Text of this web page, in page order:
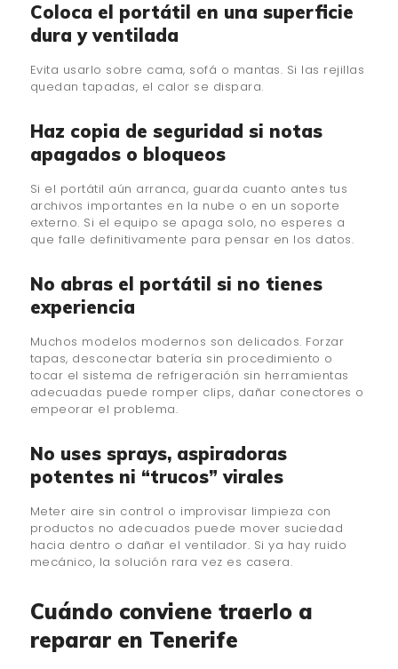
Coloca el portátil en una superficie
dura y ventilada
Evita usarlo sobre cama, sofá o mantas. Si las rejillas
quedan tapadas, el calor se dispara.
Haz copia de seguridad si notas
apagados o bloqueos
Si el portátil aún arranca, guarda cuanto antes tus
archivos importantes en la nube o en un soporte
externo. Si el equipo se apaga solo, no esperes a
que falle definitivamente para pensar en los datos.
No abras el portátil si no tienes
experiencia
Muchos modelos modernos son delicados. Forzar
tapas, desconectar batería sin procedimiento o
tocar el sistema de refrigeración sin herramientas
adecuadas puede romper clips, dañar conectores o
empeorar el problema.
No uses sprays, aspiradoras
potentes ni “trucos” virales
Meter aire sin control o improvisar limpieza con
productos no adecuados puede mover suciedad
hacia dentro o dañar el ventilador. Si ya hay ruido
mecánico, la solución rara vez es casera.
Cuándo conviene traerlo a
reparar en Tenerife